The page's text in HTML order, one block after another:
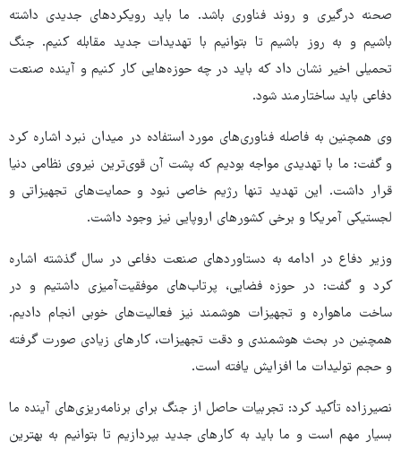
صحنه درگیری و روند فناوری باشد. ما باید رویکردهای جدیدی داشته
باشیم و به روز باشیم تا بتوانیم با تهدیدات جدید مقابله کنیم. جنگ
تحمیلی اخیر نشان داد که باید در چه حوزه‌هایی کار کنیم و آینده صنعت
دفاعی باید ساختارمند شود.
وی همچنین به فاصله فناوری‌های مورد استفاده در میدان نبرد اشاره کرد
و گفت: ما با تهدیدی مواجه بودیم که پشت آن قوی‌ترین نیروی نظامی دنیا
قرار داشت. این تهدید تنها رژیم خاصی نبود و حمایت‌های تجهیزاتی و
لجستیکی آمریکا و برخی کشورهای اروپایی نیز وجود داشت.
وزیر دفاع در ادامه به دستاوردهای صنعت دفاعی در سال گذشته اشاره
کرد و گفت: در حوزه فضایی، پرتاب‌های موفقیت‌آمیزی داشتیم و در
ساخت ماهواره و تجهیزات هوشمند نیز فعالیت‌های خوبی انجام دادیم.
همچنین در بحث هوشمندی و دقت تجهیزات، کارهای زیادی صورت گرفته
و حجم تولیدات ما افزایش یافته است.
نصیرزاده تأکید کرد: تجربیات حاصل از جنگ برای برنامه‌ریزی‌های آینده ما
بسیار مهم است و ما باید به کارهای جدید بپردازیم تا بتوانیم به بهترین